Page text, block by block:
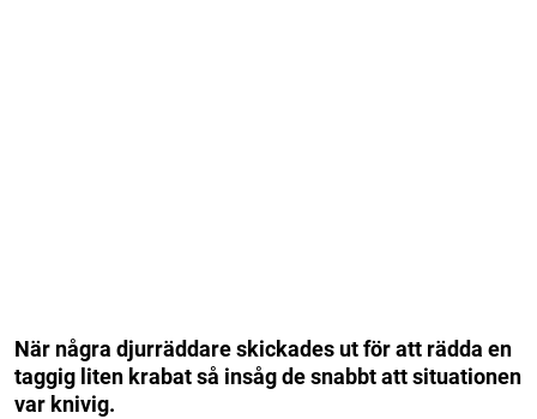
När några djurräddare skickades ut för att rädda en
taggig liten krabat så insåg de snabbt att situationen
var knivig.